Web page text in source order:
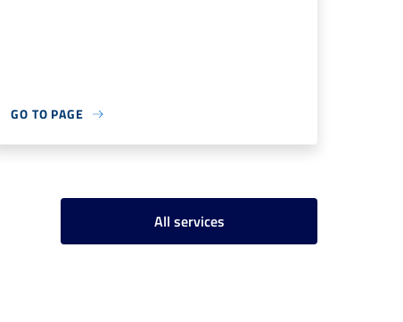
GO TO PAGE
All services